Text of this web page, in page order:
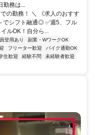
務は...
の勤務！ ＼ 《求人のおすす
でシフト融通◎ ✅週5、フル
ルOK！自分ら...
登用あり
副業・WワークOK
フリーター歓迎
バイク通勤OK
生歓迎 経験不問
未経験者歓迎